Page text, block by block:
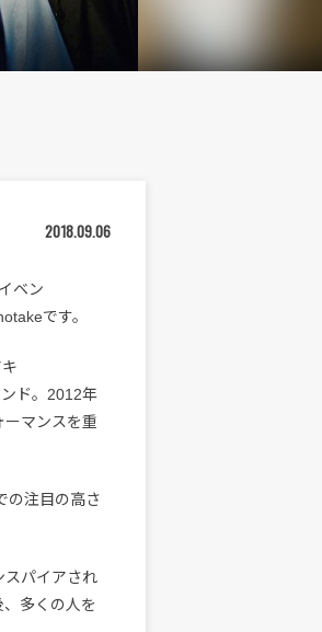
2018.09.06
ベン
です。
ド。2012年
マンスを重
の注目の高さ
スパイアされ
多くの人を